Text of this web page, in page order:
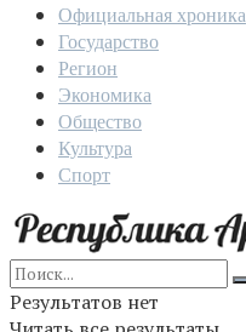
Официальная хроника
Государство
Регион
Экономика
Общество
Культура
Спорт
Результатов нет